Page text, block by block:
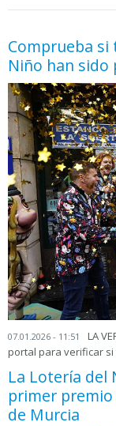
Comprueba si
Niño han sido
07.01.2026 - 11:51
LA
portal para verificar
La Lotería del
primer premio
de Murcia